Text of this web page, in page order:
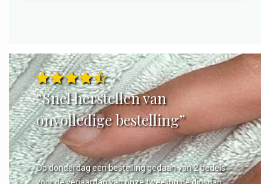
“Snel herstellen van
onvolledige bestelling”
Op donderdag een bestelling gedaan van 2 bedels